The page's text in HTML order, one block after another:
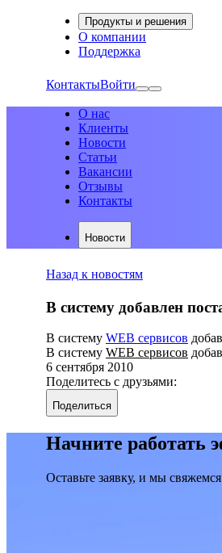
Продукты и решения
О компании
Поддержка
КонтактыВойти
О нас
Клиенты
Новости
Статьи
Вакансии
Отзывы
Контакты
Новости
Назад к новостям
В систему добавлен
В систему WEB сервисов
В систему WEB сервисов
6 сентября 2010
Поделитесь с друзьями:
Поделиться
Начните работать
Оставьте заявку, и мы